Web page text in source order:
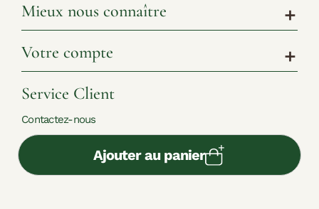
Ajouter au panier
Mieux nous connaître add
Votre compte add
Service Client
Contactez-nous